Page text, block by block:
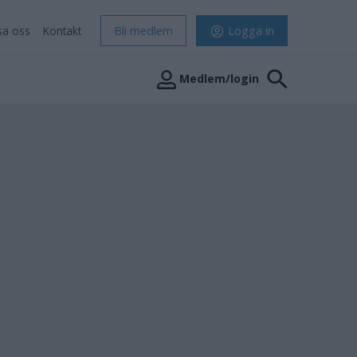
oss Kontakt Bli medlem Logga in
Medlem/login